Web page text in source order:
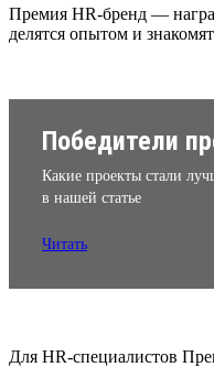
Премия HR-бренд —
делятся опытом и
Победители
Какие проекты стали
в нашей статье
Читать
Для HR-специалистов